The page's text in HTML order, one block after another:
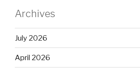
Archives
July 2026
April 2026